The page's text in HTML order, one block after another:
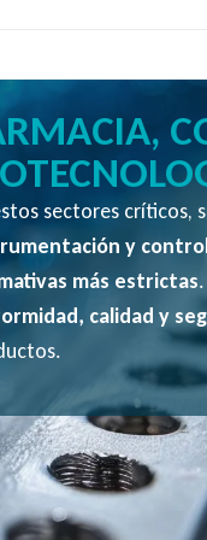
sectores críticos,
y
más estrictas
calidad y